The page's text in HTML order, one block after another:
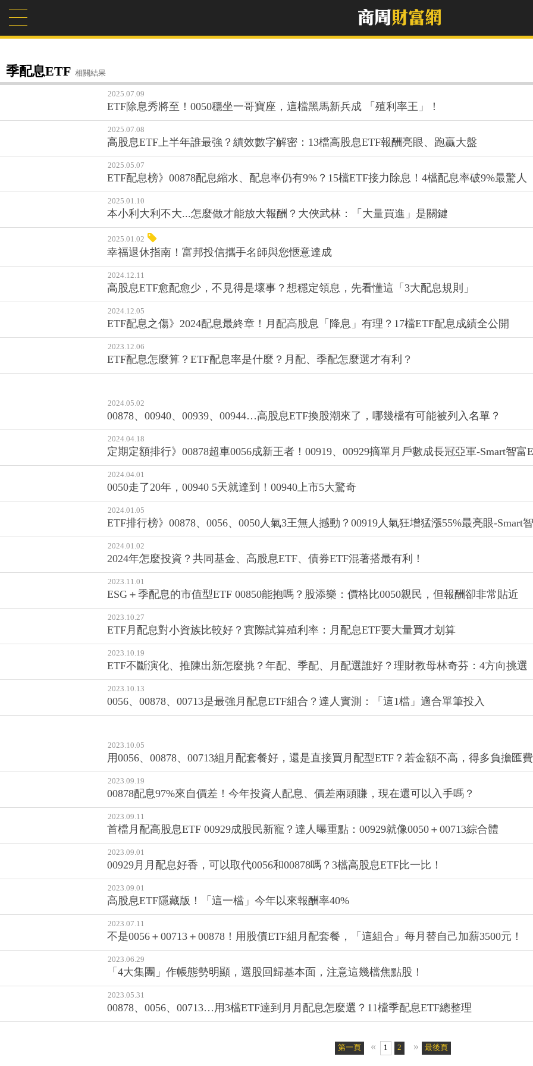
季配息ETF 相關結果
2025.07.09
ETF除息秀將至！0050穩坐一哥寶座，這檔黑馬新兵成 「殖利率王」！
2025.07.08
高股息ETF上半年誰最強？績效數字解密：13檔高股息ETF報酬亮眼、跑贏大盤
2025.05.07
ETF配息榜》00878配息縮水、配息率仍有9%？15檔ETF接力除息！4檔配息率破9%最驚人
2025.01.10
本小利大利不大...怎麼做才能放大報酬？大俠武林：「大量買進」是關鍵
2025.01.02
幸福退休指南！富邦投信攜手名師與您愜意達成
2024.12.11
高股息ETF愈配愈少，不見得是壞事？想穩定領息，先看懂這「3大配息規則」
2024.12.05
ETF配息之傷》2024配息最終章！月配高股息「降息」有理？17檔ETF配息成績全公開
2023.12.06
ETF配息怎麼算？ETF配息率是什麼？月配、季配怎麼選才有利？
2024.05.02
00878、00940、00939、00944…高股息ETF換股潮來了，哪幾檔有可能被列入名單？
2024.04.18
定期定額排行》00878超車0056成新王者！00919、00929摘單月戶數成長冠亞軍-Smart智富
2024.04.01
0050走了20年，00940 5天就達到！00940上市5大驚奇
2024.01.05
ETF排行榜》00878、0056、0050人氣3王無人撼動？00919人氣狂增猛漲55%最亮眼-Smart
2024.01.02
2024年怎麼投資？共同基金、高股息ETF、債券ETF混著搭最有利！
2023.11.01
ESG＋季配息的市值型ETF 00850能抱嗎？股添樂：價格比0050親民，但報酬卻非常貼近
2023.10.27
ETF月配息對小資族比較好？實際試算殖利率：月配息ETF要大量買才划算
2023.10.19
ETF不斷演化、推陳出新怎麼挑？年配、季配、月配選誰好？理財教母林奇芬：4方向挑選
2023.10.13
0056、00878、00713是最強月配息ETF組合？達人實測：「這1檔」適合單筆投入
2023.10.05
用0056、00878、00713組月配套餐好，還是直接買月配型ETF？若金額不高，得多負擔匯
2023.09.19
00878配息97%來自價差！今年投資人配息、價差兩頭賺，現在還可以入手嗎？
2023.09.11
首檔月配高股息ETF 00929成股民新寵？達人曝重點：00929就像0050＋00713綜合體
2023.09.01
00929月月配息好香，可以取代0056和00878嗎？3檔高股息ETF比一比！
2023.09.01
高股息ETF隱藏版！「這一檔」今年以來報酬率40%
2023.07.11
不是0056＋00713＋00878！用股債ETF組月配套餐，「這組合」每月替自己加薪3500元！
2023.06.29
「4大集團」作帳態勢明顯，選股回歸基本面，注意這幾檔焦點股！
2023.05.31
00878、0056、00713…用3檔ETF達到月月配息怎麼選？11檔季配息ETF總整理
第一頁 « 1 2 » 最後頁